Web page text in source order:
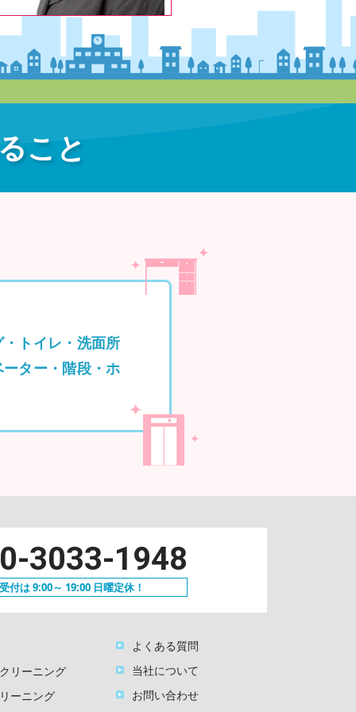
こと
トイレ・洗面所
ター・階段・ホ
3033-1948
付は 9:00～ 19:00 日曜定休！
リーニング
ーニング
よくある質問
当社について
お問い合わせ